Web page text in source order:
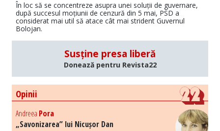
În loc să se concentreze asupra unei soluții de guvernare,
după succesul moțiunii de cenzură din 5 mai, PSD a
considerat mai util să atace cât mai strident Guvernul
Bolojan.
Susține presa liberă
Donează pentru Revista22
Opinii
Andreea Pora
„Savonizarea” lui Nicușor Dan